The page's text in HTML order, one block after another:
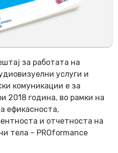
за работата на
услуги и
комуникации е за
2018 година, во рамки на
ефикасноста,
и отчетноста на
тела – PROformance